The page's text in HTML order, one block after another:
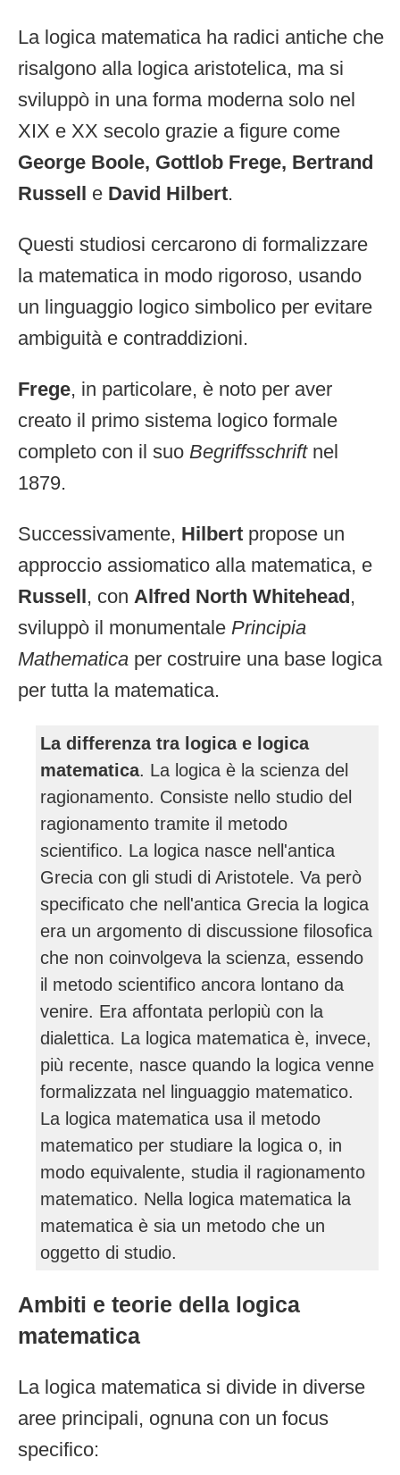
La logica matematica ha radici antiche che
risalgono alla logica aristotelica, ma si
sviluppò in una forma moderna solo nel
XIX e XX secolo grazie a figure come
George Boole, Gottlob Frege, Bertrand
Russell
e David Hilbert.
Questi studiosi cercarono di formalizzare
la matematica in modo rigoroso, usando
un linguaggio logico simbolico per evitare
ambiguità e contraddizioni.
Frege, in particolare, è noto per aver
creato il primo sistema logico formale
completo con il suo Begriffsschriftnel
1879.
Successivamente, Hilbert propose un
approccio assiomatico alla matematica, e
Russell , con Alfred North Whitehead ,
sviluppò il monumentale Principia
Mathematica per costruire una base logica
per tutta la matematica.
La differenza tra logica e logica
matematica. La logica è la scienza del
ragionamento. Consiste nello studio del
ragionamento tramite il metodo
scientifico. La logica nasce nell'antica
Grecia con gli studi di Aristotele. Va però
specificato che nell'antica Grecia la logica
era un argomento di discussione filosofica
che non coinvolgeva la scienza, essendo
il metodo scientifico ancora lontano da
venire. Era affontata perlopiù con la
dialettica. La logica matematica è, invece,
più recente, nasce quando la logica venne
formalizzata nel linguaggio matematico.
La logica matematica usa il metodo
matematico per studiare la logica o, in
modo equivalente, studia il ragionamento
matematico. Nella logica matematica la
matematica è sia un metodo che un
oggetto di studio.
Ambiti e teorie della logica
matematica
La logica matematica si divide in diverse
aree principali, ognuna con un focus
specifico: